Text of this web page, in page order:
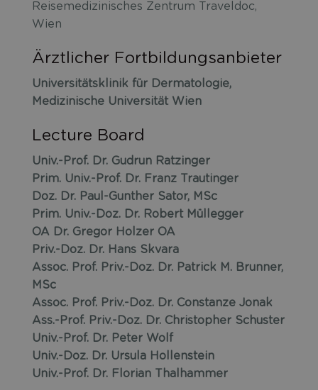
Reisemedizinisches Zentrum Traveldoc,
Wien
Ärztlicher Fortbildungsanbieter
Universitätsklinik für Dermatologie,
Medizinische Universität Wien
Lecture Board
Univ.-Prof. Dr. Gudrun Ratzinger
Prim. Univ.-Prof. Dr. Franz Trautinger
Doz. Dr. Paul-Gunther Sator, MSc
Prim. Univ.-Doz. Dr. Robert Müllegger
OA Dr. Gregor Holzer OA
Priv.-Doz. Dr. Hans Skvara
Assoc. Prof. Priv.-Doz. Dr. Patrick M. Brunner,
MSc
Assoc. Prof. Priv.-Doz. Dr. Constanze Jonak
Ass.-Prof. Priv.-Doz. Dr. Christopher Schuster
Univ.-Prof. Dr. Peter Wolf
Univ.-Doz. Dr. Ursula Hollenstein
Univ.-Prof. Dr. Florian Thalhammer